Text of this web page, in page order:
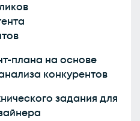
плана на основе
конкурентов
задания для